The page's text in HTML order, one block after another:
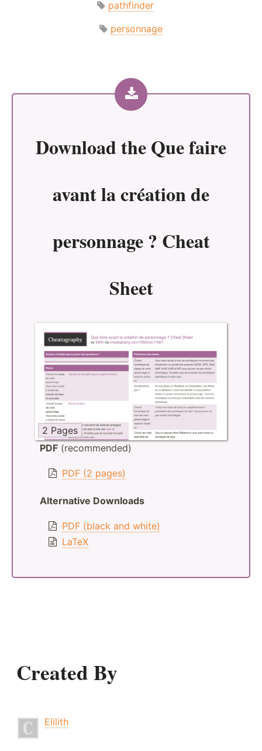
pathfinder
personnage
Download theQue faire
avant la création de
personnage ? Cheat
Sheet
2 Pages
PDF (recommended)
PDF (2 pages)
Alternative Downloads
PDF (black and white)
LaTeX
Created By
Elilith